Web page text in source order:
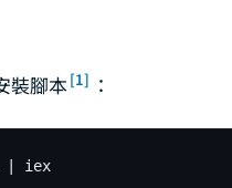
裝腳本[1] ：
| iex